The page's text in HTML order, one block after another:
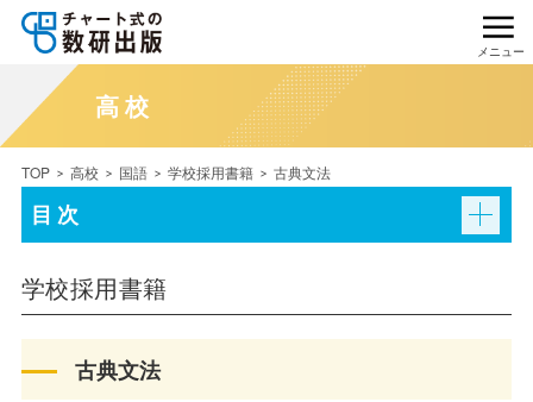
メニュー
高校
TOP 高校 国語 学校採用書籍 古典文法
学校採用書籍
古典文法
目次